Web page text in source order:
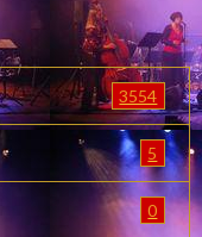
3554
5
0